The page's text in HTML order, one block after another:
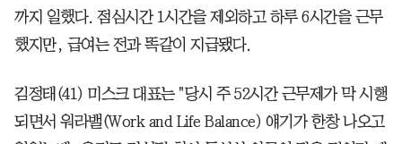
까지 일했다. 점심시간 1시간을 제외하고 하루 6시간을 근무
했지만, 급여는 전과 똑같이 지급됐다.
김정태(41) 미스크 대표는 "당시 주 52시간 근무제가 막 시행
되면서 워라밸(Work and Life Balance) 얘기가 한창 나오고